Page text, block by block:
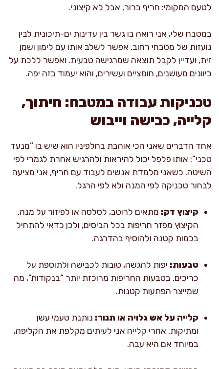
לטעם המקומי: חריף ברור, אבל לא קיצוני.
במטבח שלי, אני רואה בו גשר בין עדינות ים-תיכונית לבין
נועזות של מטבחי רחוב. אפשר לשלב אותו עם לימון ושמן
זית, ועדיין לקבל תוצאה שמרגישה טבעית. ואפשר ללכת על
כיוונים מעושנים, חומציים ועשירים, והוא יעמוד בזה יפה.
טכניקות עבודה במטבח: חיתוך,
קלייה, כבישה וייבוש
אחד הדברים שאני הכי אוהבת בחלפיניו הוא שיש בו “מנעד
טכני”: אותו פלפל יכול להיראות ולהרגיש אחרת לגמרי לפי
השיטה. כשאני מלמדת אנשים לעבוד עם חריף, אני מציעה
לבחור טכניקה לפי המנה ולא לפי הרגל.
קיצוץ דק: מתאים לרוטב, לסלסה או לפיזור על מנה.
הקיצוץ מפזר חריפות בכל הביסים, ולכן כדאי להתחיל
בכמות קטנה ולהוסיף בהדרגה.
טבעות: יפות להגשה, טובות לכבישה ולתוספת על
כריכים. בטבעות החריפות מרוכזת יותר “בנקודות”, מה
שמייצר הפתעות קטנות.
קלייה על אש גלויה או תנור: נותנת טעמי עשן
ומתיקות. אחרי קלייה אני לעיתים מקלפת את הקליפה,
במיוחד אם היא עבה.